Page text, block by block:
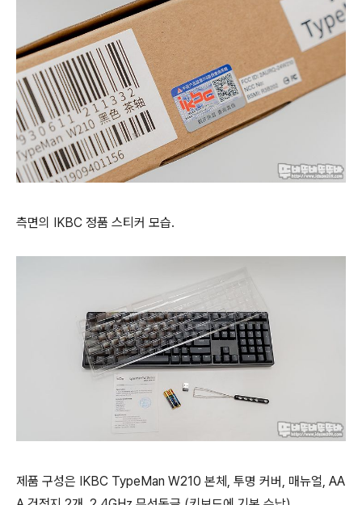
측면의 IKBC 정품 스티커 모습.
제품 구성은 IKBC TypeMan W210 본체, 투명 커버, 매뉴얼, AA